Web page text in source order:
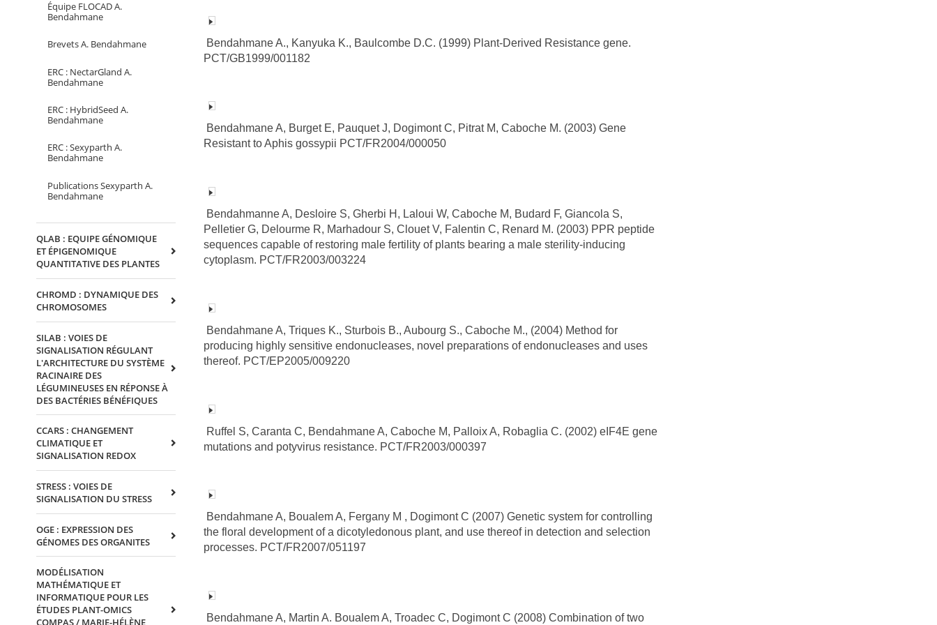
Bendahmane A., Kanyuka K., Baulcombe D.C. (1999) Plant-Derived Resistance gene.
PCT/GB1999/001182
Bendahmane A, Burget E, Pauquet J, Dogimont C, Pitrat M, Caboche M. (2003) Gene
Resistant to Aphis gossypii PCT/FR2004/000050
Bendahmanne A, Desloire S, Gherbi H, Laloui W, Caboche M, Budard F, Giancola S,
Pelletier G, Delourme R, Marhadour S, Clouet V, Falentin C, Renard M. (2003) PPR peptide
sequences capable of restoring male fertility of plants bearing a male sterility-inducing
cytoplasm. PCT/FR2003/003224
Bendahmane A, Triques K., Sturbois B., Aubourg S., Caboche M., (2004) Method for
producing highly sensitive endonucleases, novel preparations of endonucleases and uses
thereof. PCT/EP2005/009220
Ruffel S, Caranta C, Bendahmane A, Caboche M, Palloix A, Robaglia C. (2002) eIF4E gene
mutations and potyvirus resistance. PCT/FR2003/000397
Bendahmane A, Boualem A, Fergany M , Dogimont C (2007) Genetic system for controlling
the floral development of a dicotyledonous plant, and use thereof in detection and selection
processes. PCT/FR2007/051197
Bendahmane A, Martin A. Boualem A, Troadec C, Dogimont C (2008) Combination of two
Équipe FLOCAD A.
Bendahmane
Brevets A. Bendahmane
ERC : NectarGland A.
Bendahmane
ERC : HybridSeed A.
Bendahmane
ERC : Sexyparth A.
Bendahmane
Publications Sexyparth A.
Bendahmane
QLAB : EQUIPE GÉNOMIQUE
ET ÉPIGENOMIQUE
QUANTITATIVE DES PLANTES
CHROMD : DYNAMIQUE DES
CHROMOSOMES
SILAB : VOIES DE
SIGNALISATION RÉGULANT
L'ARCHITECTURE DU SYSTÈME
RACINAIRE DES
LÉGUMINEUSES EN RÉPONSE À
DES BACTÉRIES BÉNÉFIQUES
CCARS : CHANGEMENT
CLIMATIQUE ET
SIGNALISATION REDOX
STRESS : VOIES DE
SIGNALISATION DU STRESS
OGE : EXPRESSION DES
GÉNOMES DES ORGANITES
MODÉLISATION
MATHÉMATIQUE ET
INFORMATIQUE POUR LES
ÉTUDES PLANT-OMICS